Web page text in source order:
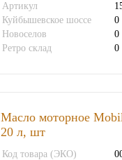
Артикул
Куйбышевское шоссе
0
Новоселов
0
Ретро склад
0
Масло моторное
20 л, шт
Код товара (ЭКО)